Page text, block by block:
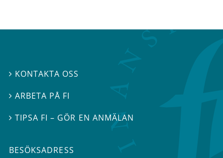
 KONTAKTA OSS
 ARBETA PÅ FI
TIPSA FI – GÖR EN ANMÄLAN
BESÖKSADRESS